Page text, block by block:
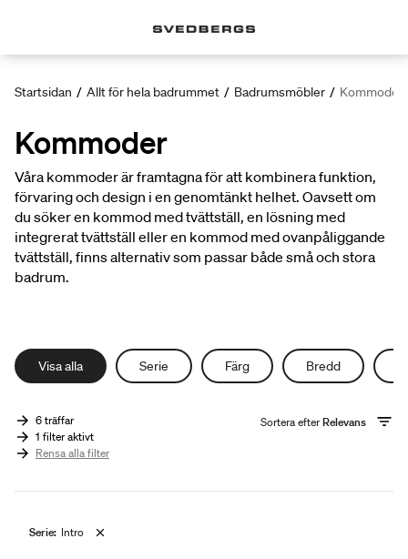
Startsidan / Allt för hela badrummet / Badrumsmöbler / Kommoder
Kommoder
Våra kommoder är framtagna för att kombinera funktion,
förvaring och design i en genomtänkt helhet. Oavsett om
du söker en kommod med tvättställ, en lösning med
integrerat tvättställ eller en kommod med ovanpåliggande
tvättställ, finns alternativ som passar både små och stora
badrum.
Visa alla Serie Färg Bredd
6 träffar
1 filter aktivt
Rensa alla filter
Sortera efterRelevans
Serie: Intro